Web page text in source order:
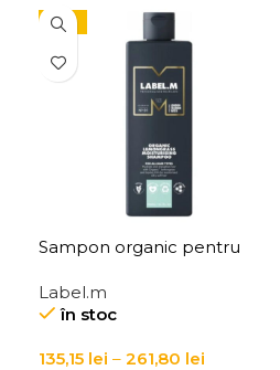
-15%
Sampon organic pentru
uscat Label.m Organic
Lemongrass Moisturising
Label.m
în stoc
135,15 lei – 261,80 lei